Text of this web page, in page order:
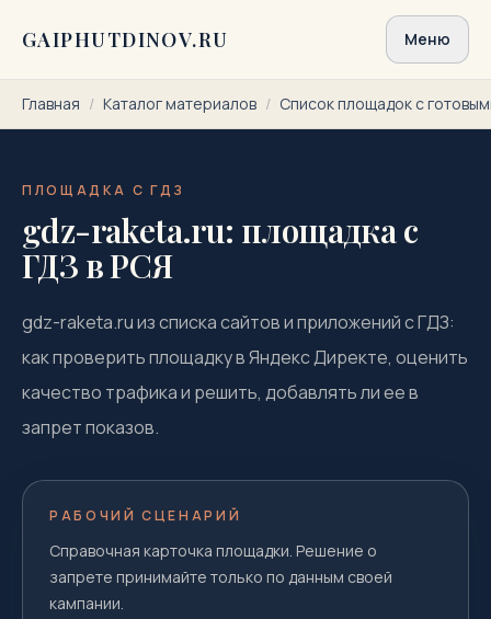
GAIPHUTDINOV.RU Меню
Главная / Каталог материалов / Список площадок с
ПЛОЩАДКА С ГДЗ
gdz-raketa.ru: площадка с
ГДЗ в РСЯ
gdz-raketa.ru из списка сайтов и приложений с ГДЗ:
как проверить площадку в Яндекс Директе, оценить
качество трафика и решить, добавлять ли ее в
запрет показов.
РАБОЧИЙ СЦЕНАРИЙ
Справочная карточка площадки. Решение о
запрете принимайте только по данным своей
кампании.